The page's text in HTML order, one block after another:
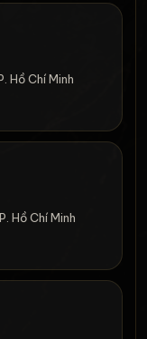
Hồ Chí Minh
Hồ Chí Minh